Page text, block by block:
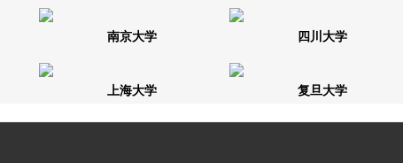
南京大学 四川大学
上海大学 复旦大学